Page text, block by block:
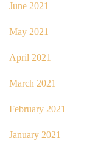
June 2021
May 2021
April 2021
March 2021
February 2021
January 2021